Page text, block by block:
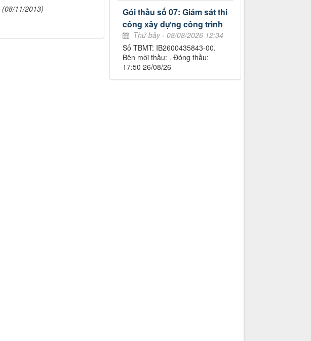
(08/11/2013)
Gói thầu số 07: Giám sát thi
công xây dựng công trình
Thứ bảy - 08/08/2026 12:34
Số TBMT: IB2600435843-00.
Bên mời thầu: . Đóng thầu:
17:50 26/08/26